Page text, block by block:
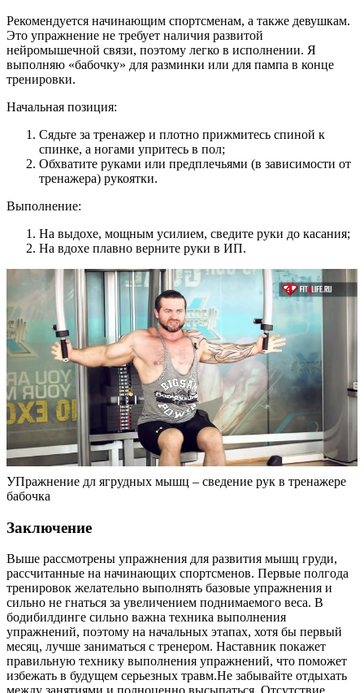
Рекомендуется начинающим спортсменам, а также девушкам.
Это упражнение не требует наличия развитой
нейромышечной связи, поэтому легко в исполнении. Я
выполняю «бабочку» для разминки или для пампа в конце
тренировки.
Начальная позиция:
Сядьте за тренажер и плотно прижмитесь спиной к
спинке, а ногами упритесь в пол;
Обхватите руками или предплечьями (в зависимости от
тренажера) рукоятки.
Выполнение:
На выдохе, мощным усилием, сведите руки до касания;
На вдохе плавно верните руки в ИП.
УПражнение дл ягрудных мышц – сведение рук в тренажере
бабочка
Заключение
Выше рассмотрены упражнения для развития мышц груди,
рассчитанные на начинающих спортсменов. Первые полгода
тренировок желательно выполнять базовые упражнения и
сильно не гнаться за увеличением поднимаемого веса. В
бодибилдинге сильно важна техника выполнения
упражнений, поэтому на начальных этапах, хотя бы первый
месяц, лучше заниматься с тренером. Наставник покажет
правильную технику выполнения упражнений, что поможет
избежать в будущем серьезных травм.Не забывайте отдыхать